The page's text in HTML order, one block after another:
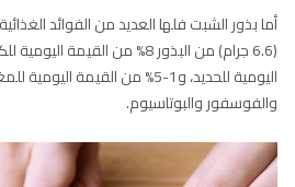
أما بذور الشبت فلها العديد من الفوائد
اليومية للحديد، و1-5% من القيمة
والفوسفور والبوتاسيوم.